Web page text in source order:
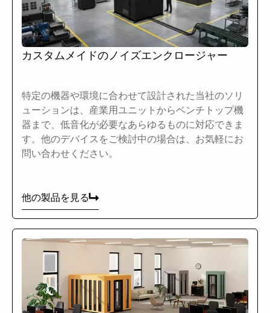
カスタムメイドのノイズエンクロージャー
特定の機器や環境に合わせて設計された当社のソリ
ューションは、産業用ユニットからベンチトップ機
器まで、低音化が必要なあらゆるものに対応できま
す。他のデバイスをご検討中の場合は、お気軽にお
問い合わせください。
他の製品を見る
他の製品を見る